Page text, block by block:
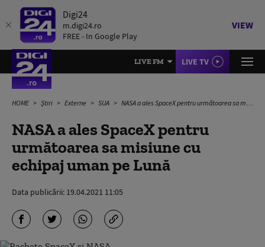
Digi24
m.digi24.ro
FREE - In Google Play
VIEW
LIVE FM LIVE TV
HOME Știri Externe SUA NASA a ales SpaceX pentru următoarea sa misiune cu echipaj uman pe Lună
NASA a ales SpaceX pentru
următoarea sa misiune cu
echipaj uman pe Lună
Data publicării: 19.04.2021 11:05